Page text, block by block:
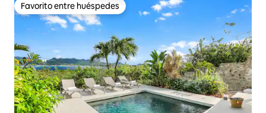
Favorito entre huéspedes
Favorito entre huéspedes